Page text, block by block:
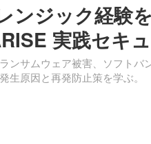
ンジック経験
実践セキ
ンサムウェア被害、ソフトバ
原因と再発防止策を学ぶ。